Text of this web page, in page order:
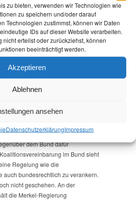
zu bieten, verwenden wir Technologien wie
zu speichern und/oder darauf
Technologien zustimmst, können wir Daten
IDs auf dieser Website verarbeiten.
nicht erteilst oder zurückziehst, können
beeinträchtigt werden.
Akzeptieren
Ablehnen
ansehen
Datenschutz­erklärungImpressum
geduldete Ausländerinnen und
sich seit 2010 in Brandenburg
2013 auch ohne förmlichen
fahren. Künftig wird bei Erteilung
eingetragen, dass sich der oder
die dauerhafte Verlegung des
mit ihrer Landtagsmehrheit auch
und die Landesregierung
dem Bund dafür
im Bund sieht
Regelung wie die
auch bundesrechtlich zu verankern.
nicht geschehen. An der
die Merkel-Regierung